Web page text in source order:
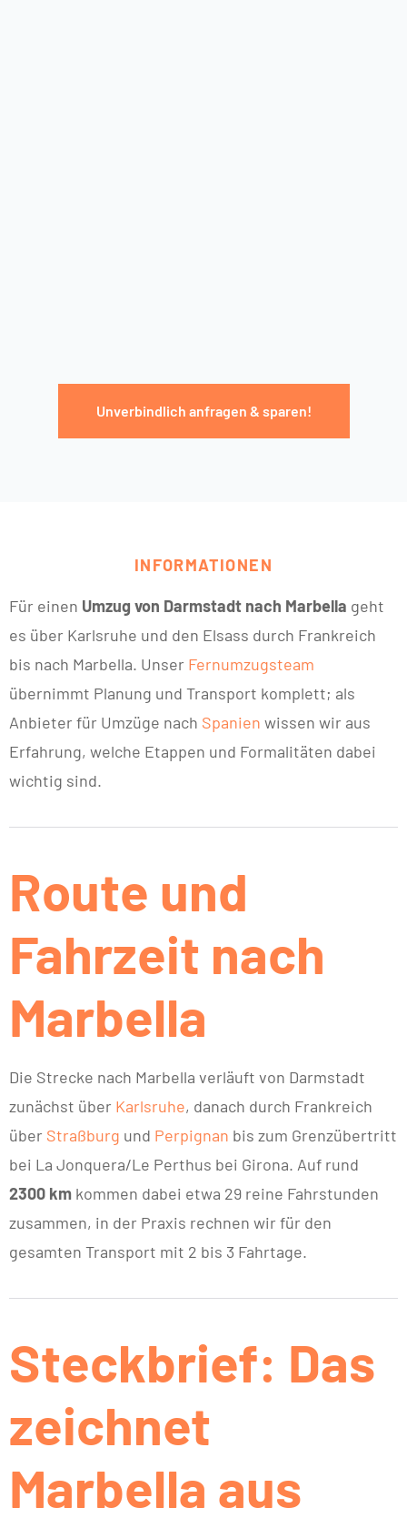
Unverbindlich anfragen & sparen!
INFORMATIONEN
Für einen Umzug von Darmstadt nach Marbella geht
es über Karlsruhe und den Elsass durch Frankreich
bis nach Marbella. Unser Fernumzugsteam
übernimmt Planung und Transport komplett; als
Anbieter für Umzüge nach Spanien wissen wir aus
Erfahrung, welche Etappen und Formalitäten dabei
wichtig sind.
Route und
Fahrzeit nach
Marbella
Die Strecke nach Marbella verläuft von Darmstadt
zunächst über Karlsruhe, danach durch Frankreich
über Straßburg und Perpignan bis zum Grenzübertritt
bei La Jonquera/Le Perthus bei Girona. Auf rund
2300 km kommen dabei etwa 29 reine Fahrstunden
zusammen, in der Praxis rechnen wir für den
gesamten Transport mit 2 bis 3 Fahrtage.
Steckbrief: Das
zeichnet
Marbella aus